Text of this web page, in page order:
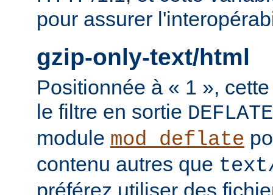
pour assurer
gzip-only-text/html
Positionnée à « 1 »,
le filtre en sortie DEFLATE
module mod_deflate
contenu autres que
préférez utiliser des